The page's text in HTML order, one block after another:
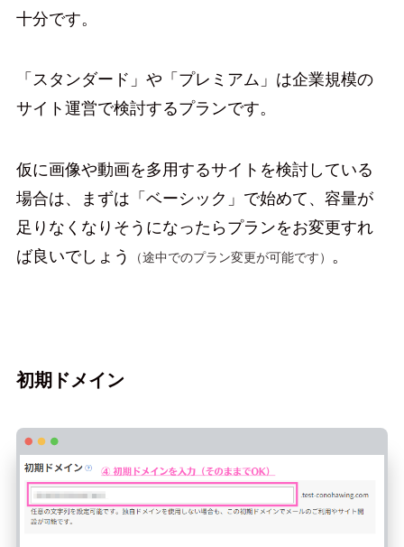
十分です。
「スタンダード」や「プレミアム」は企業規模の
サイト運営で検討するプランです。
仮に画像や動画を多用するサイトを検討している
場合は、まずは「ベーシック」で始めて、容量が
足りなくなりそうになったらプランをお変更すれ
ば良いでしょう
（途中でのプラン変更が可能です） 。
初期ドメイン